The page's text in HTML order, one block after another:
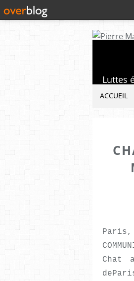
ACCUEIL
Paris,
Chat